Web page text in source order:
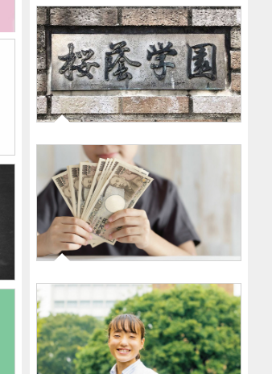
｢パスタゆでに塩は不要｣塩･し
ょうゆより断然マヨネーズ･ケ
チャップが体にいい科学的根拠
｢ホームレスの人から大きなも
のもらったから…｣日本一の女
子校･桜蔭OGが持ち続ける街づ
くりの夢
｢何が何でもわが子を医学部
へ｣"会社員家庭"が最大学費
4000万台の私大に進ませるた
めに飲む"絶対条件"